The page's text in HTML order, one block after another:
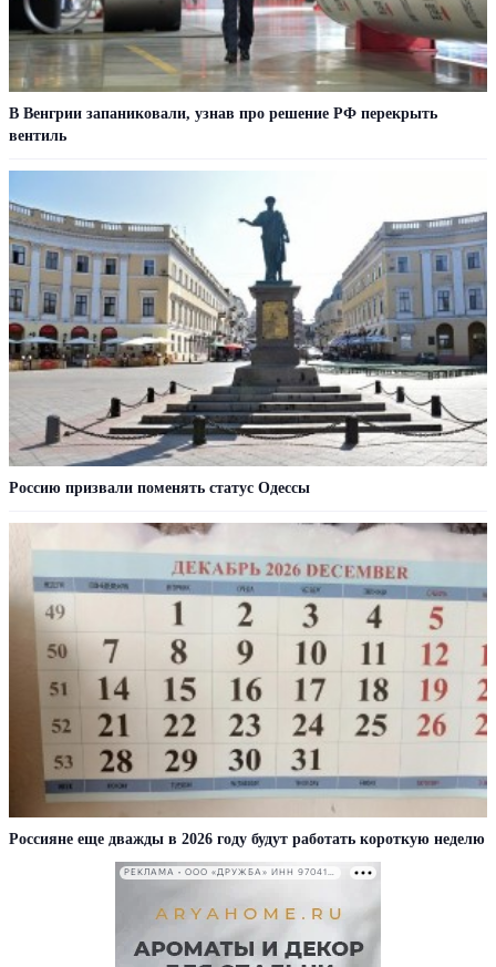
В Венгрии запаниковали, узнав про решение РФ перекрыть
вентиль
Россию призвали поменять статус Одессы
Россияне еще дважды в 2026 году будут работать короткую неделю
РЕКЛАМА • ООО «ДРУЖБА» ИНН 9704146411